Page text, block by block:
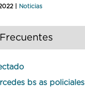
| Noticias
bs as policiales